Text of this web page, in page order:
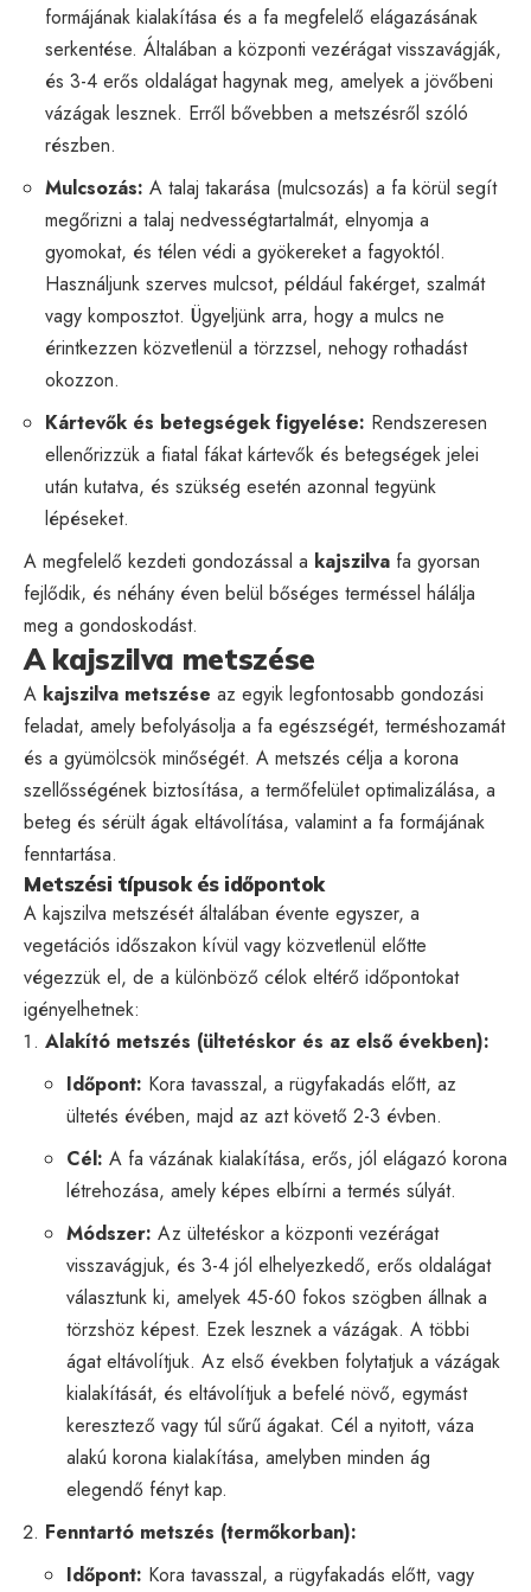
formájának kialakítása és a fa megfelelő elágazásának
serkentése. Általában a központi vezérágat visszavágják,
és 3-4 erős oldalágat hagynak meg, amelyek a jövőbeni
vázágak lesznek. Erről bővebben a metszésről szóló
részben.
Mulcsozás: A talaj takarása (mulcsozás) a fa körül segít
megőrizni a talaj nedvességtartalmát, elnyomja a
gyomokat, és télen védi a gyökereket a fagyoktól.
Használjunk szerves mulcsot, például fakérget, szalmát
vagy komposztot. Ügyeljünk arra, hogy a mulcs ne
érintkezzen közvetlenül a törzzsel, nehogy rothadást
okozzon.
Kártevők és betegségek figyelése: Rendszeresen
ellenőrizzük a fiatal fákat kártevők és betegségek jelei
után kutatva, és szükség esetén azonnal tegyünk
lépéseket.
A megfelelő kezdeti gondozással a kajszilva fa gyorsan
fejlődik, és néhány éven belül bőséges terméssel hálálja
meg a gondoskodást.
A kajszilva metszése
A kajszilva metszése az egyik legfontosabb gondozási
feladat, amely befolyásolja a fa egészségét, terméshozamát
és a gyümölcsök minőségét. A metszés célja a korona
szellősségének biztosítása, a termőfelület optimalizálása, a
beteg és sérült ágak eltávolítása, valamint a fa formájának
fenntartása.
Metszési típusok és időpontok
A kajszilva metszését általában évente egyszer, a
vegetációs időszakon kívül vagy közvetlenül előtte
végezzük el, de a különböző célok eltérő időpontokat
igényelhetnek:
Alakító metszés (ültetéskor és az első években):
Időpont: Kora tavasszal, a rügyfakadás előtt, az
ültetés évében, majd az azt követő 2-3 évben.
Cél: A fa vázának kialakítása, erős, jól elágazó korona
létrehozása, amely képes elbírni a termés súlyát.
Módszer: Az ültetéskor a központi vezérágat
visszavágjuk, és 3-4 jól elhelyezkedő, erős oldalágat
választunk ki, amelyek 45-60 fokos szögben állnak a
törzshöz képest. Ezek lesznek a vázágak. A többi
ágat eltávolítjuk. Az első években folytatjuk a vázágak
kialakítását, és eltávolítjuk a befelé növő, egymást
keresztező vagy túl sűrű ágakat. Cél a nyitott, váza
alakú korona kialakítása, amelyben minden ág
elegendő fényt kap.
Fenntartó metszés (termőkorban):
Időpont: Kora tavasszal, a rügyfakadás előtt, vagy